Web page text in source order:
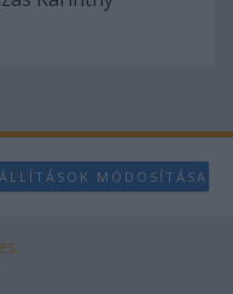
MÓDOSÍTÁSA